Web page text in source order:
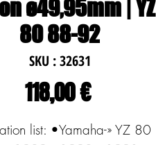
ø49,95mm | YZ
80 88-92
SKU : 32631
118,00 €Prix
list: •Yamaha-» YZ 80